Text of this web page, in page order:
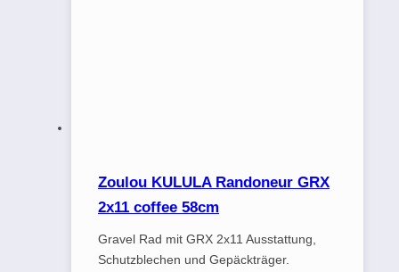
Zoulou KULULA Randoneur GRX
2x11 coffee 58cm
Gravel Rad mit GRX 2x11 Ausstattung,
Schutzblechen und Gepäckträger.